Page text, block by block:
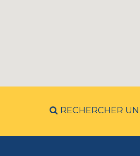
RECHERCHER